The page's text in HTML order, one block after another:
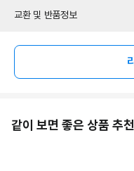
교환 및 반품정보
같이 보면 좋은 상품 추천